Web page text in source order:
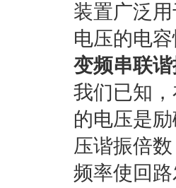
装置广泛
电压的电
变频串联
我们已知
的电压是
压谐振倍
频率使回